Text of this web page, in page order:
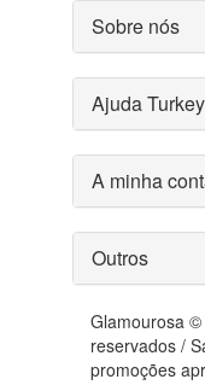
Sobre nós
Ajuda Turkey
A minha
Outros
Glamourosa
reservados /
promoções